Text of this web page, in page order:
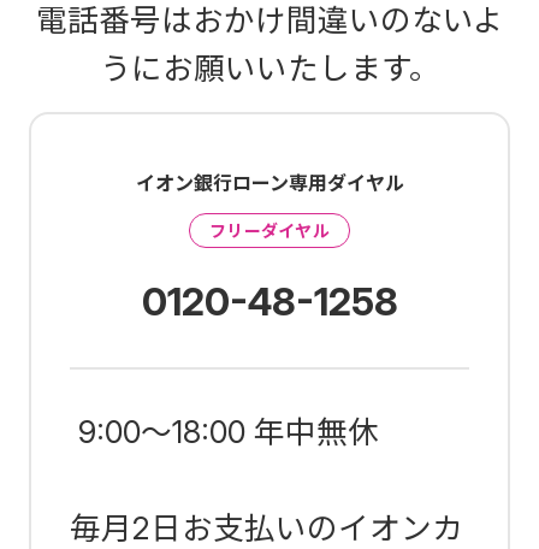
電話番号はおかけ間違いのないよ
うにお願いいたします。
イオン銀行ローン専用ダイヤル
フリーダイヤル
0120-48-1258
9:00～18:00 年中無休
毎月2日お支払いのイオンカ